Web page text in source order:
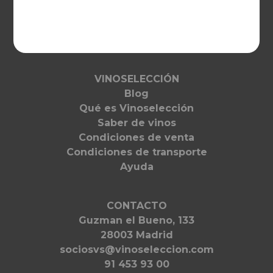
VINOSELECCIÓN
Blog
Qué es Vinoselección
Saber de vinos
Condiciones de venta
Condiciones de transporte
Ayuda
CONTACTO
Guzman el Bueno, 133
28003 Madrid
sociosvs@vinoseleccion.com
91 453 93 00